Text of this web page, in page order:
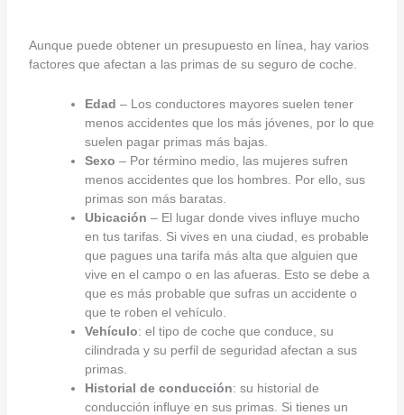
Aunque puede obtener un presupuesto en línea, hay varios
factores que afectan a las primas de su seguro de coche.
Edad – Los conductores mayores suelen tener
menos accidentes que los más jóvenes, por lo que
suelen pagar primas más bajas.
Sexo – Por término medio, las mujeres sufren
menos accidentes que los hombres. Por ello, sus
primas son más baratas.
Ubicación – El lugar donde vives influye mucho
en tus tarifas. Si vives en una ciudad, es probable
que pagues una tarifa más alta que alguien que
vive en el campo o en las afueras. Esto se debe a
que es más probable que sufras un accidente o
que te roben el vehículo.
Vehículo: el tipo de coche que conduce, su
cilindrada y su perfil de seguridad afectan a sus
primas.
Historial de conducción: su historial de
conducción influye en sus primas. Si tienes un